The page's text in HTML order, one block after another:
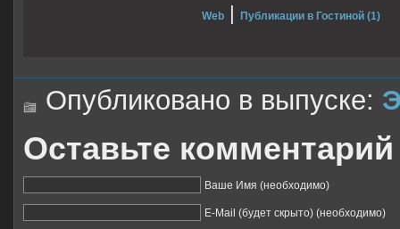
Web | Публикации в Гостиной (1)
Опубликовано в выпуске:
Оставьте комментарий
Ваше Имя (необходимо)
E-Mail (будет скрыто) (необходимо)